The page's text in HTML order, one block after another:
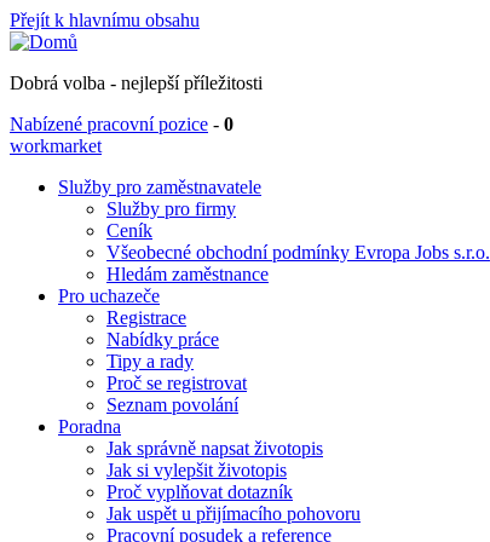
Přejít k hlavnímu obsahu
Dobrá volba - nejlepší příležitosti
Nabízené pracovní pozice - 0
workmarket
Služby pro zaměstnavatele
Služby pro firmy
Ceník
Všeobecné obchodní podmínky Evropa Jobs s.r.o.
Hledám zaměstnance
Pro uchazeče
Registrace
Nabídky práce
Tipy a rady
Proč se registrovat
Seznam povolání
Poradna
Jak správně napsat životopis
Jak si vylepšit životopis
Proč vyplňovat dotazník
Jak uspět u přijímacího pohovoru
Pracovní posudek a reference